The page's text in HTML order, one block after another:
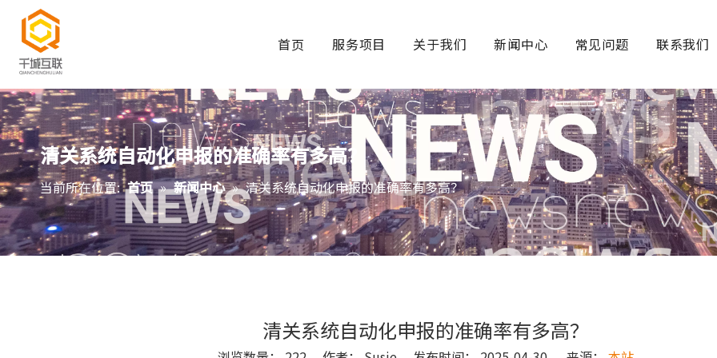
首页 服务项目 关于我们 新闻中心 常见问题 联系我们
清关系统自动化申报的准确率有多高？
当前所在位置: 首页 » 新闻中心 » 清关系统自动化申报的准确率有多高？
清关系统自动化申报的准确率有多高？